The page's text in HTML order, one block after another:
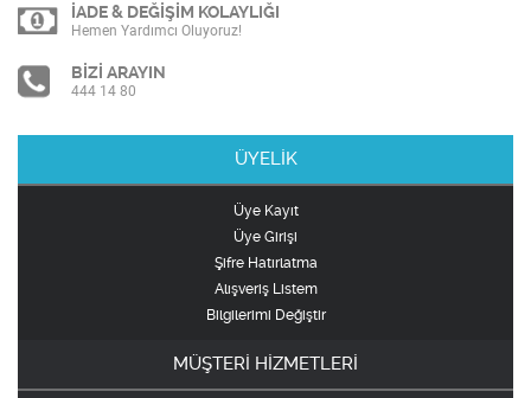
İADE & DEĞİŞİM KOLAYLIĞI
Hemen Yardımcı Oluyoruz!
BİZİ ARAYIN
444 14 80
ÜYELİK
Üye Kayıt
Üye Girişi
Şifre Hatırlatma
Alışveriş Listem
Bilgilerimi Değiştir
MÜŞTERİ HİZMETLERİ